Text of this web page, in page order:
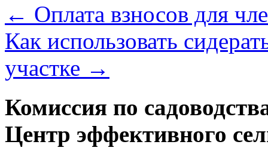
← Оплата взносов для
Как использовать
участке →
Комиссия по
Центр эффективного